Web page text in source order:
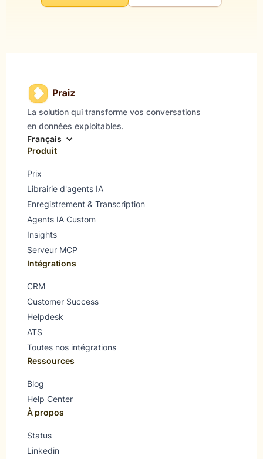
La solution qui transforme vos conversations
en données exploitables.
Français
Produit
Prix
Librairie d'agents IA
Enregistrement & Transcription
Agents IA Custom
Insights
Serveur MCP
Intégrations
CRM
Customer Success
Helpdesk
ATS
Toutes nos intégrations
Ressources
Blog
Help Center
À propos
Status
Linkedin